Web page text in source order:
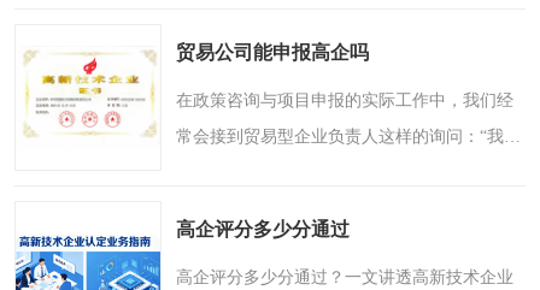
转让而来的专利能否..
贸易公司能申报高企吗
在政策咨询与项目申报的实际工作中，我们经
常会接到贸易型企业负责人这样的询问：“我们
映出很多贸易企..
高企评分多少分通过
高企评分多少分通过？一文讲透高新技术企业